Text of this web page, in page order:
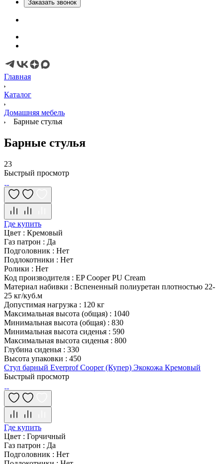
Заказать звонок
Главная
Каталог
Домашняя мебель
Барные стулья
Барные стулья
23
Быстрый просмотр
Где купить
Цвет : Кремовый
Газ патрон : Да
Подголовник : Нет
Подлокотники : Нет
Ролики : Нет
Код производителя : EP Cooper PU Cream
Материал набивки : Вспененный полиуретан плотностью 22-
25 кг/куб.м
Допустимая нагрузка : 120 кг
Максимальная высота (общая) : 1040
Минимальная высота (общая) : 830
Минимальная высота сиденья : 590
Максимальная высота сиденья : 800
Глубина сиденья : 330
Высота упаковки : 450
Стул барный Everprof Cooper (Купер) Экокожа Кремовый
Быстрый просмотр
Где купить
Цвет : Горчичный
Газ патрон : Да
Подголовник : Нет